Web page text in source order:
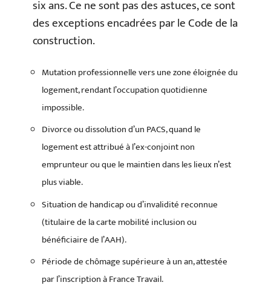
six ans. Ce ne sont pas des astuces, ce sont
des exceptions encadrées par le Code de la
construction.
Mutation professionnelle vers une zone éloignée du
logement, rendant l’occupation quotidienne
impossible.
Divorce ou dissolution d’un PACS, quand le
logement est attribué à l’ex-conjoint non
emprunteur ou que le maintien dans les lieux n’est
plus viable.
Situation de handicap ou d’invalidité reconnue
(titulaire de la carte mobilité inclusion ou
bénéficiaire de l’AAH).
Période de chômage supérieure à un an, attestée
par l’inscription à France Travail.